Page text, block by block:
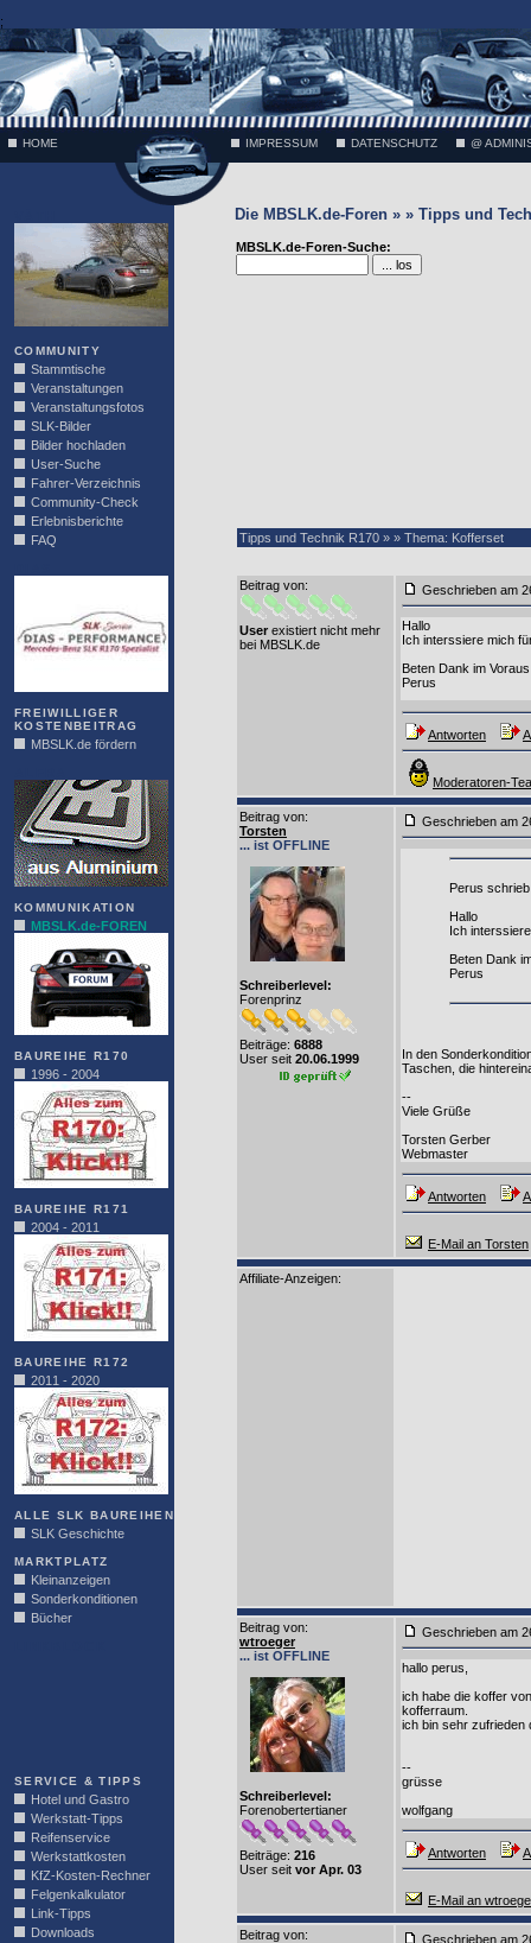
;
HOME IMPRESSUM DATENSCHUTZ @
COMMUNITY
Stammtische
Veranstaltungen
Veranstaltungsfotos
SLK-Bilder
Bilder hochladen
User-Suche
Fahrer-Verzeichnis
Community-Check
Erlebnisberichte
FAQ
FREIWILLIGER
KOSTENBEITRAG
MBSLK.de fördern
KOMMUNIKATION
MBSLK.de-FOREN
BAUREIHE R170
1996 - 2004
BAUREIHE R171
2004 - 2011
BAUREIHE R172
2011 - 2020
ALLE SLK BAUREIHEN
SLK Geschichte
MARKTPLATZ
Kleinanzeigen
Sonderkonditionen
Bücher
SERVICE & TIPPS
Hotel und Gastro
Werkstatt-Tipps
Reifenservice
Werkstattkosten
KfZ-Kosten-Rechner
Felgenkalkulator
Link-Tipps
Downloads
Die MBSLK.de-Foren » » Tipps und
MBSLK.de-Foren-Suche:
Tipps und Technik R170 » » Thema: Kofferset
Beitrag von:
User existiert nicht mehr
bei MBSLK.de
Geschrieben am
Hallo
Ich interssiere mich
Beten Dank im Voraus
Perus
Antworten
Moderatoren-
Beitrag von:
Torsten
... ist OFFLINE
Schreiberlevel:
Forenprinz
Beiträge: 6888
User seit 20.06.1999
Geschrieben am
Perus
Hallo
Ich
Beten Dank
Perus
In den
Taschen, die
--
Viele Grüße
Torsten Gerber
Webmaster
Antworten
E-Mail an Torsten
Affiliate-Anzeigen:
Beitrag von:
wtroeger
... ist OFFLINE
Schreiberlevel:
Forenobertertianer
Beiträge: 216
User seit vor Apr. 03
Geschrieben am
hallo perus,
ich habe die koffer
kofferraum.
ich bin sehr zufrieden
--
grüsse
wolfgang
Antworten
E-Mail an
Beitrag von:
Geschrieben am